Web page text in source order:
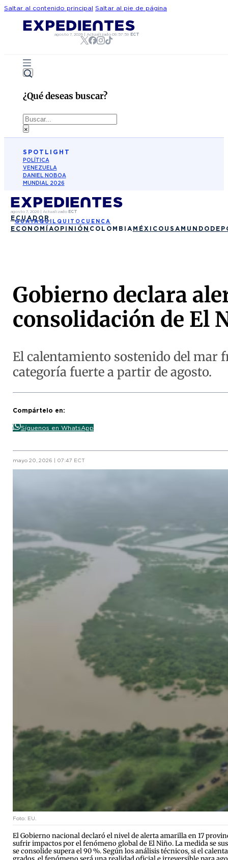
Saltar al contenido principal Saltar al pie de página
agosto 7, 2026| Actualizado 09:57:59 ECT
¿Qué deseas buscar?
Buscar
×
SPOTLIGHT
POLÍTICA
VENEZUELA
DANIEL NOBOA
MUNDIAL 2026
agosto 7, 2026| Actualizado ECT
ECUADOR
GUAYAQUIL QUITO CUENCA
ECONOMÍAOPINIÓN COLOMBIA MÉXICO USA MUNDO
Gobierno declara
consolidación de El
El calentamiento sostenido del mar
categoría fuerte a partir de agosto.
Compártelo en:
Síguenos en WhatsApp
mayo 20, 2026 | 07:47 ECT
Foto: EU.
El Gobierno nacional declaró el nivel de alerta amarilla en 17
sufrir impactos por el fenómeno global de El Niño. La medida se
se consolide supera el 90 %. Según los análisis técnicos, si el